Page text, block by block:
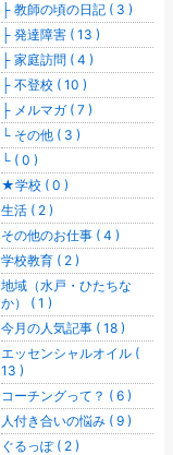
├ 教師の頃の日記 ( 3 )
├ 発達障害 ( 13 )
├ 家庭訪問 ( 4 )
├ 不登校 ( 10 )
├ メルマガ ( 7 )
└ その他 ( 3 )
└ ( 0 )
★学校 ( 0 )
生活 ( 2 )
その他のお仕事 ( 4 )
学校教育 ( 2 )
地域（水戸・ひたちな
か） ( 1 )
今月の人気記事 ( 18 )
エッセンシャルオイル (
13 )
コーチングって？ ( 6 )
人付き合いの悩み ( 9 )
ぐるっぽ ( 2 )